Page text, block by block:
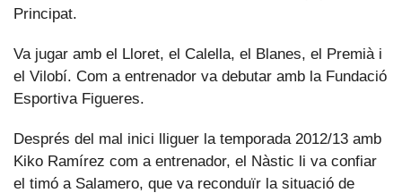
Principat.
Va jugar amb el Lloret, el Calella, el Blanes, el Premià i
el Vilobí. Com a entrenador va debutar amb la Fundació
Esportiva Figueres.
Després del mal inici lliguer la temporada 2012/13 amb
Kiko Ramírez com a entrenador, el Nàstic li va confiar
el timó a Salamero, que va reconduïr la situació de